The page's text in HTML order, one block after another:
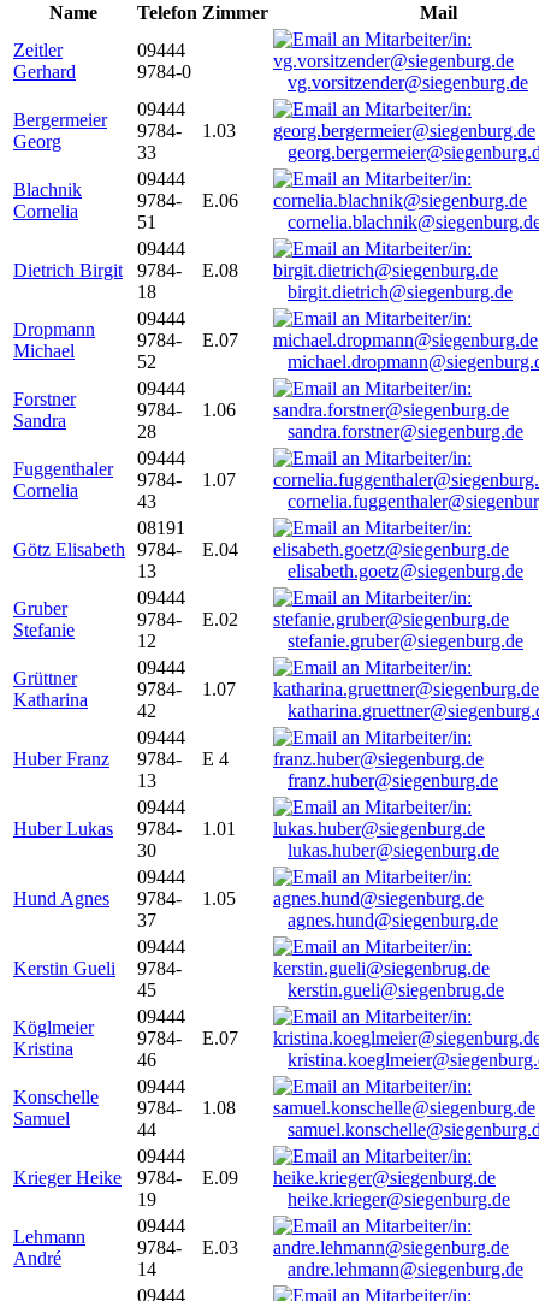
Name
Telefon Zimmer
Mail
Zeitler
Gerhard
09444
9784-0
vg.vorsitzender@siegenburg.de
Bergermeier
Georg
09444
9784-
33
1.03
Blachnik
Cornelia
09444
9784-
51
E.06
Dietrich Birgit
09444
9784-
18
E.08
birgit.dietrich@siegenburg.de
Dropmann
Michael
09444
9784-
52
E.07
Forstner
Sandra
09444
9784-
28
1.06
sandra.forstner@siegenburg.de
Fuggenthaler
Cornelia
09444
9784-
43
1.07
Götz Elisabeth
08191
9784-
13
E.04
elisabeth.goetz@siegenburg.de
Gruber
Stefanie
09444
9784-
12
E.02
stefanie.gruber@siegenburg.de
Grüttner
Katharina
09444
9784-
42
1.07
Huber Franz
09444
9784-
13
E 4
franz.huber@siegenburg.de
Huber Lukas
09444
9784-
30
1.01
lukas.huber@siegenburg.de
Hund Agnes
09444
9784-
37
1.05
agnes.hund@siegenburg.de
Kerstin Gueli
09444
9784-
45
kerstin.gueli@siegenbrug.de
Köglmeier
Kristina
09444
9784-
46
E.07
Konschelle
Samuel
09444
9784-
44
1.08
Krieger Heike
09444
9784-
19
E.09
heike.krieger@siegenburg.de
Lehmann
André
09444
9784-
14
E.03
andre.lehmann@siegenburg.de
09444